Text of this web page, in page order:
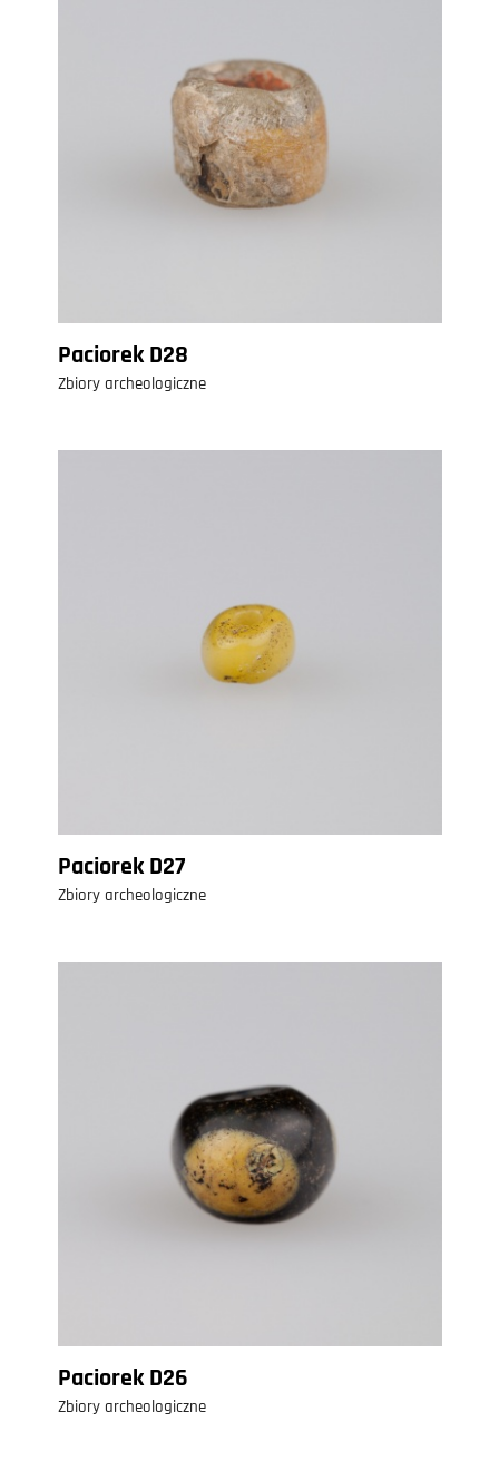
Paciorek D28
Zbiory archeologiczne
Paciorek D27
Zbiory archeologiczne
Paciorek D26
Zbiory archeologiczne